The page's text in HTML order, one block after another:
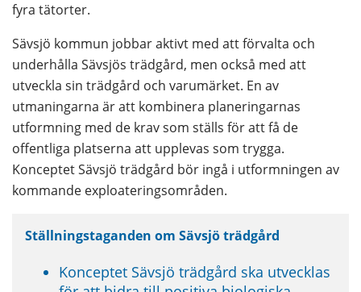
fyra tätorter.
Sävsjö kommun jobbar aktivt med att förvalta och
underhålla Sävsjös trädgård, men också med att
utveckla sin trädgård och varumärket. En av
utmaningarna är att kombinera planeringarnas
utformning med de krav som ställs för att få de
offentliga platserna att upplevas som trygga.
Konceptet Sävsjö trädgård bör ingå i utformningen av
kommande exploateringsområden.
Ställningstaganden om Sävsjö trädgård
Konceptet Sävsjö trädgård ska utvecklas